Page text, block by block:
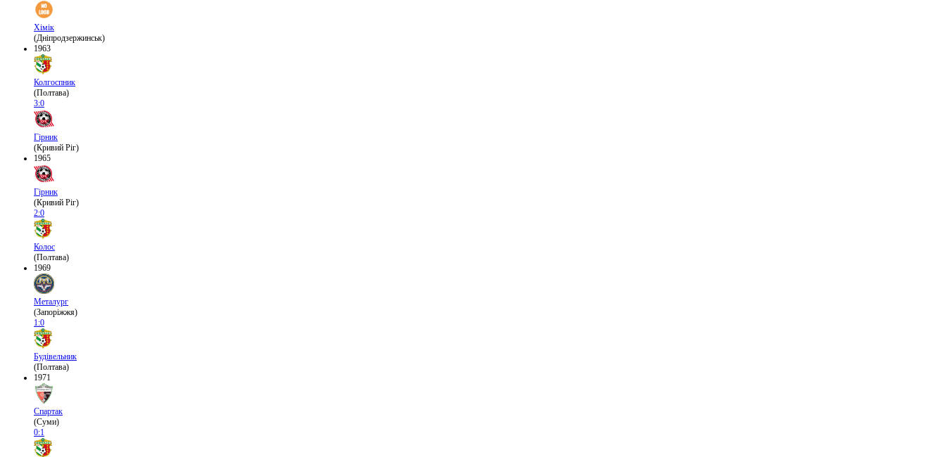
Хімік
(Дніпродзержинськ)
1963
Колгоспник
(Полтава)
3:0
Гірник
(Кривий Ріг)
1965
Гірник
(Кривий Ріг)
2:0
Колос
(Полтава)
1969
Металург
(Запоріжжя)
1:0
Будівельник
(Полтава)
1971
Спартак
(Суми)
0:1